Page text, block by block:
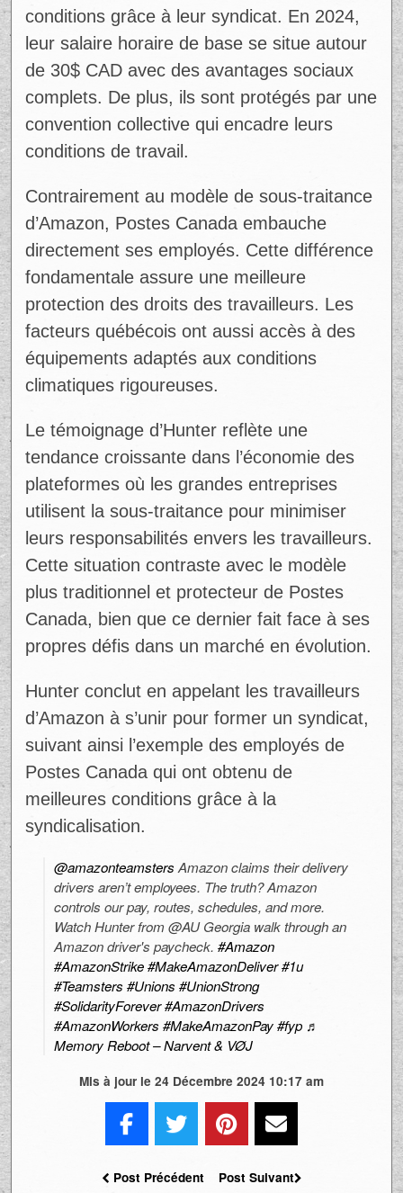
conditions grâce à leur syndicat. En 2024,
leur salaire horaire de base se situe autour
de 30$ CAD avec des avantages sociaux
complets. De plus, ils sont protégés par une
convention collective qui encadre leurs
conditions de travail.
Contrairement au modèle de sous-traitance
d’Amazon, Postes Canada embauche
directement ses employés. Cette différence
fondamentale assure une meilleure
protection des droits des travailleurs. Les
facteurs québécois ont aussi accès à des
équipements adaptés aux conditions
climatiques rigoureuses.
Le témoignage d’Hunter reflète une
tendance croissante dans l’économie des
plateformes où les grandes entreprises
utilisent la sous-traitance pour minimiser
leurs responsabilités envers les travailleurs.
Cette situation contraste avec le modèle
plus traditionnel et protecteur de Postes
Canada, bien que ce dernier fait face à ses
propres défis dans un marché en évolution.
Hunter conclut en appelant les travailleurs
d’Amazon à s’unir pour former un syndicat,
suivant ainsi l’exemple des employés de
Postes Canada qui ont obtenu de
meilleures conditions grâce à la
syndicalisation.
@amazonteamsters Amazon claims their delivery
drivers aren’t employees. The truth? Amazon
controls our pay, routes, schedules, and more.
Watch Hunter from @AU Georgia walk through an
Amazon driver's paycheck. #Amazon
#AmazonStrike #MakeAmazonDeliver #1u
#Teamsters #Unions #UnionStrong
#SolidarityForever #AmazonDrivers
#AmazonWorkers #MakeAmazonPay #fyp ♬
Memory Reboot – Narvent & VØJ
Mis à jour le 24 Décembre 2024 10:17 am
Post Précédent Post Suivant